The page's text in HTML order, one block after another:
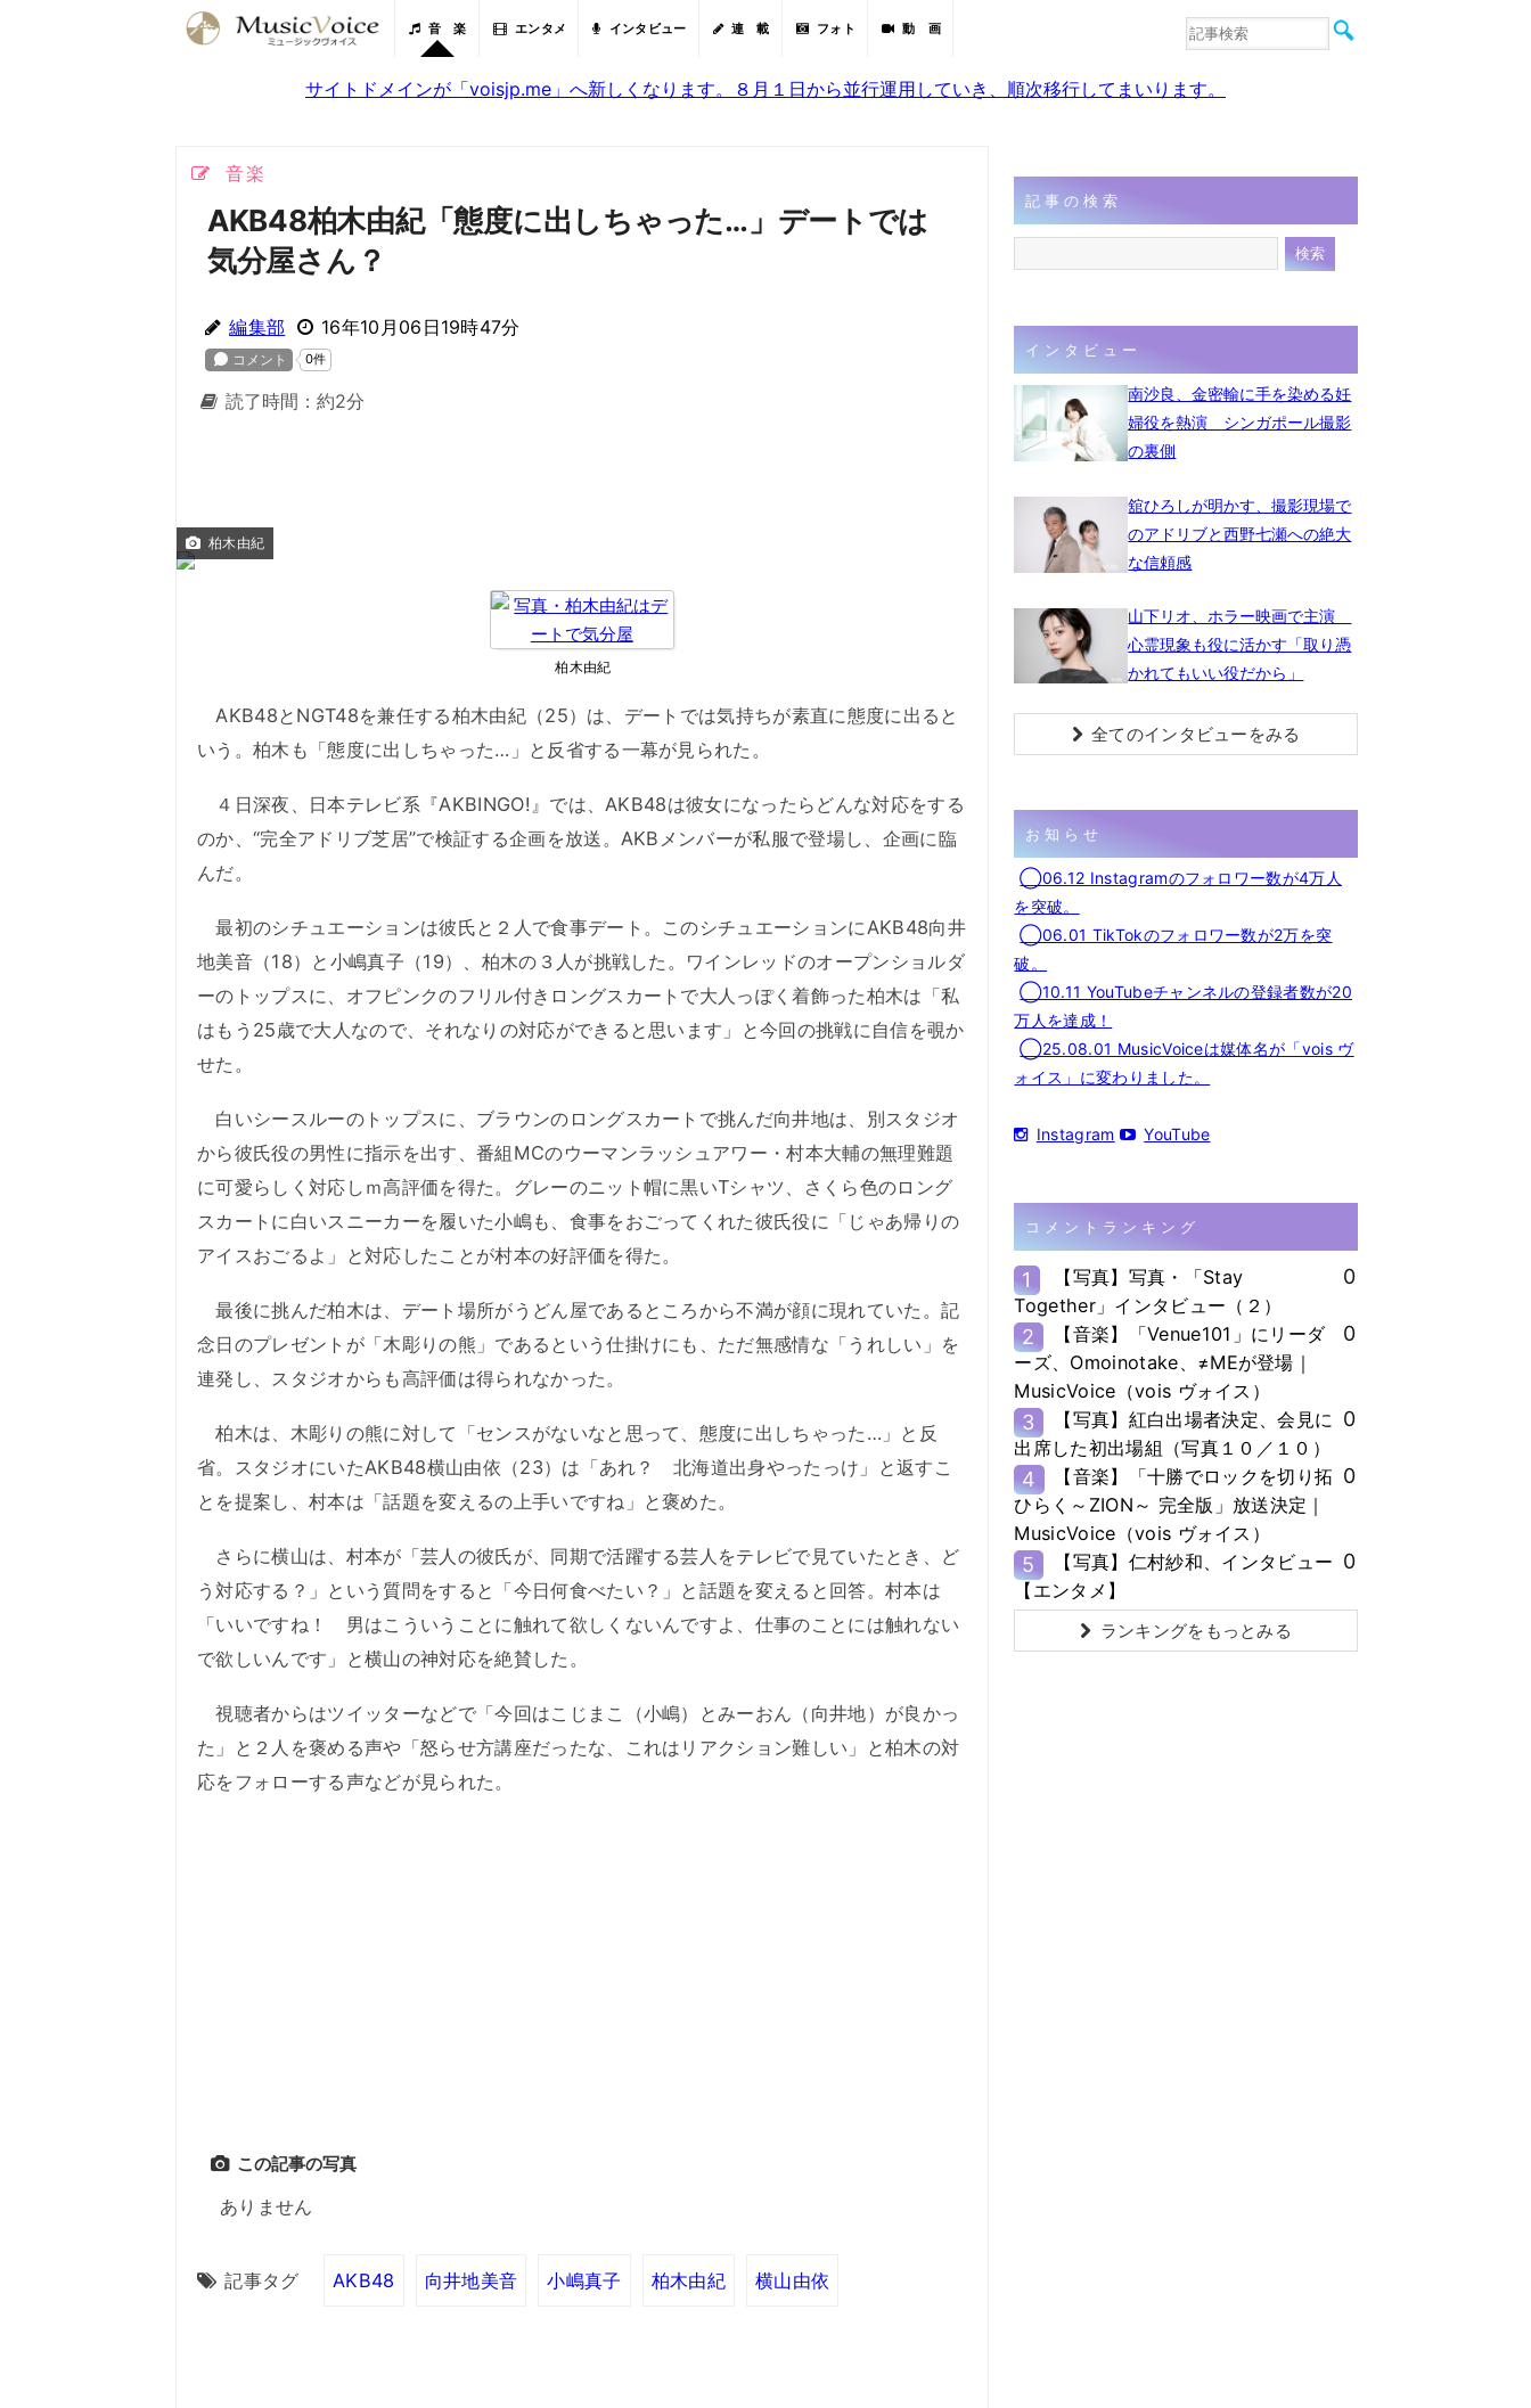
音 楽 エンタメ インタビュー 連 載 フォト 動 画
音楽
サイトドメインが「voisjp.me」へ新しくなります。８月１日から並行運用していき、順次移行してまいります。
音楽
AKB48柏木由紀「態度に出しちゃった…」デートでは
気分屋さん？
編集部 16年10月06日19時47分
読了時間：約2分
柏木由紀
柏木由紀
AKB48とNGT48を兼任する柏木由紀（25）は、デートでは気持ちが素直に態度に出ると
いう。柏木も「態度に出しちゃった…」と反省する一幕が見られた。
４日深夜、日本テレビ系『AKBINGO!』では、AKB48は彼女になったらどんな対応をする
のか、“完全アドリブ芝居”で検証する企画を放送。AKBメンバーが私服で登場し、企画に臨
んだ。
最初のシチュエーションは彼氏と２人で食事デート。このシチュエーションにAKB48向井
地美音（18）と小嶋真子（19）、柏木の３人が挑戦した。ワインレッドのオープンショルダ
ーのトップスに、オフピンクのフリル付きロングスカートで大人っぽく着飾った柏木は「私
はもう25歳で大人なので、それなりの対応ができると思います」と今回の挑戦に自信を覗か
せた。
白いシースルーのトップスに、ブラウンのロングスカートで挑んだ向井地は、別スタジオ
から彼氏役の男性に指示を出す、番組MCのウーマンラッシュアワー・村本大輔の無理難題
に可愛らしく対応しｍ高評価を得た。グレーのニット帽に黒いTシャツ、さくら色のロング
スカートに白いスニーカーを履いた小嶋も、食事をおごってくれた彼氏役に「じゃあ帰りの
アイスおごるよ」と対応したことが村本の好評価を得た。
最後に挑んだ柏木は、デート場所がうどん屋であるところから不満が顔に現れていた。記
念日のプレゼントが「木彫りの熊」であるという仕掛けにも、ただ無感情な「うれしい」を
連発し、スタジオからも高評価は得られなかった。
柏木は、木彫りの熊に対して「センスがないなと思って、態度に出しちゃった…」と反
省。スタジオにいたAKB48横山由依（23）は「あれ？ 北海道出身やったっけ」と返すこ
とを提案し、村本は「話題を変えるの上手いですね」と褒めた。
さらに横山は、村本が「芸人の彼氏が、同期で活躍する芸人をテレビで見ていたとき、ど
う対応する？」という質問をすると「今日何食べたい？」と話題を変えると回答。村本は
「いいですね！ 男はこういうことに触れて欲しくないんですよ、仕事のことには触れない
で欲しいんです」と横山の神対応を絶賛した。
視聴者からはツイッターなどで「今回はこじまこ（小嶋）とみーおん（向井地）が良かっ
た」と２人を褒める声や「怒らせ方講座だったな、これはリアクション難しい」と柏木の対
応をフォローする声などが見られた。
この記事の写真
ありません
記事タグ AKB48 向井地美音 小嶋真子 柏木由紀 横山由依
記事の検索
インタビュー
南沙良、金密輸に手を染める妊
婦役を熱演 シンガポール撮影
の裏側
舘ひろしが明かす、撮影現場で
のアドリブと西野七瀬への絶大
な信頼感
山下リオ、ホラー映画で主演
心霊現象も役に活かす「取り憑
かれてもいい役だから」
全てのインタビューをみる
お知らせ
◯06.12 Instagramのフォロワー数が4万人
を突破。
◯06.01 TikTokのフォロワー数が2万を突
破。
◯10.11 YouTubeチャンネルの登録者数が20
万人を達成！
◯25.08.01 MusicVoiceは媒体名が「vois ヴ
ォイス」に変わりました。
Instagram YouTube
コメントランキング
1
【写真】写真・「Stay
Together」インタビュー（２）
0
2
【音楽】「Venue101」にリーダ
ーズ、Omoinotake、≠MEが登場｜
MusicVoice（vois ヴォイス）
0
3
【写真】紅白出場者決定、会見に
出席した初出場組（写真１０／１０）
0
4
【音楽】「十勝でロックを切り拓
ひらく～ZION～ 完全版」放送決定｜
MusicVoice（vois ヴォイス）
0
5
【写真】仁村紗和、インタビュー
【エンタメ】
0
ランキングをもっとみる